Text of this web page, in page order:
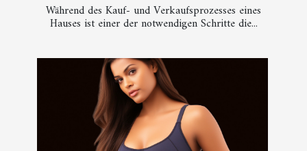
Während des Kauf- und Verkaufsprozesses eines
Hauses ist einer der notwendigen Schritte die...